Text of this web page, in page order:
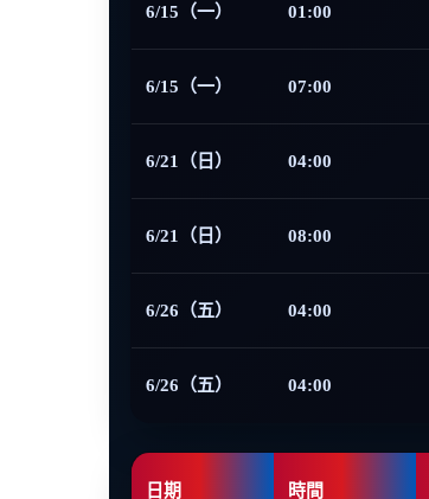
6/15（一） 01:00
6/15（一） 07:00
6/21（日） 04:00
6/21（日） 08:00
6/26（五） 04:00
6/26（五） 04:00
日期 時間